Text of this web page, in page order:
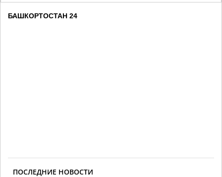
БАШКОРТОСТАН 24
ПОСЛЕДНИЕ НОВОСТИ